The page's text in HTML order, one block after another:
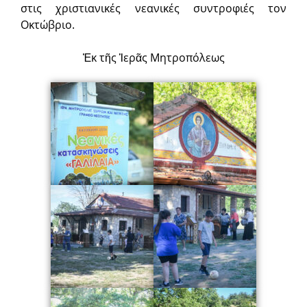
στις χριστιανικές νεανικές συντροφιές τον
Οκτώβριο.
Ἐκ τῆς Ἱερᾶς Μητροπόλεως